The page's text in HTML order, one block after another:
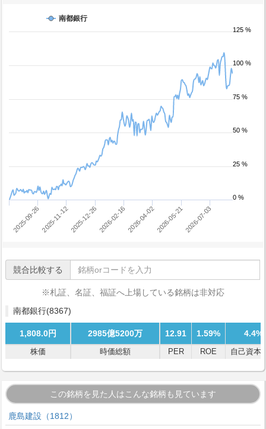
南都銀行
2025-09-26 2025-11-122025-12-26 2026-02-16 2026-04-022026-05-212026-07-03
0 %
25 %
50 %
75 %
100 %
125 %
競合比較する
※札証、名証、福証へ上場している銘柄は非対応
南都銀行(8367)
1,808.0円 2985億5200万 12.91 1.59% 4.4%
株価 時価総額 PER ROE 自己資本
この銘柄を見た人はこんな銘柄も見ています
鹿島建設（1812）